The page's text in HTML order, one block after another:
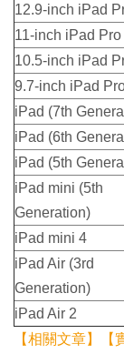
12.9-inch iPad
11-inch iPad Pro
10.5-inch iPad
9.7-inch iPad
iPad (7th
iPad (6th
iPad (5th
iPad mini (5th
Generation)
iPad mini 4
iPad Air (3rd
Generation)
iPad Air 2
【相關文章】